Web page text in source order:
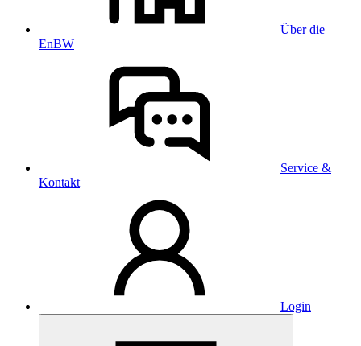
Über die
EnBW
Service &
Kontakt
Login